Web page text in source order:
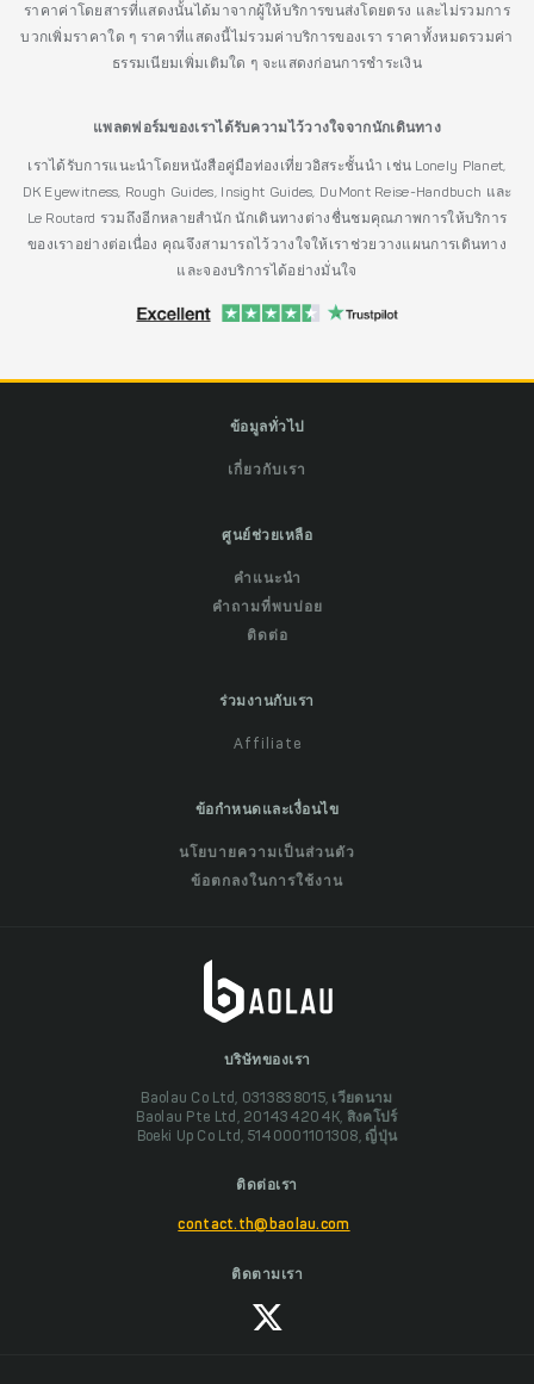
ราคาค่าโดยสารที่แสดงนั้นได้มาจากผู้ให้บริการขนส่งโดยตรง และไม่รวมการ
บวกเพิ่มราคาใด ๆ ราคาที่แสดงนี้ไม่รวมค่าบริการของเรา ราคาทั้งหมดรวมค่า
ธรรมเนียมเพิ่มเติมใด ๆ จะแสดงก่อนการชำระเงิน
แพลตฟอร์มของเราได้รับความไว้วางใจจากนักเดินทาง
เราได้รับการแนะนำโดยหนังสือคู่มือท่องเที่ยวอิสระชั้นนำ เช่น Lonely Planet,
DK Eyewitness, Rough Guides, Insight Guides, DuMont Reise-Handbuch และ
Le Routard รวมถึงอีกหลายสำนัก นักเดินทางต่างชื่นชมคุณภาพการให้บริการ
ของเราอย่างต่อเนื่อง คุณจึงสามารถไว้วางใจให้เราช่วยวางแผนการเดินทาง
และจองบริการได้อย่างมั่นใจ
ข้อมูลทั่วไป
เกี่ยวกับเรา
ศูนย์ช่วยเหลือ
คำแนะนำ
คำถามที่พบบ่อย
ติดต่อ
ร่วมงานกับเรา
Affiliate
ข้อกำหนดและเงื่อนไข
นโยบายความเป็นส่วนตัว
ข้อตกลงในการใช้งาน
บริษัทของเรา
Baolau Co Ltd, 0313838015, เวียดนาม
Baolau Pte Ltd, 201434204K, สิงคโปร์
Boeki Up Co Ltd, 5140001101308, ญี่ปุ่น
ติดต่อเรา
contact.th@baolau.com
ติดตามเรา